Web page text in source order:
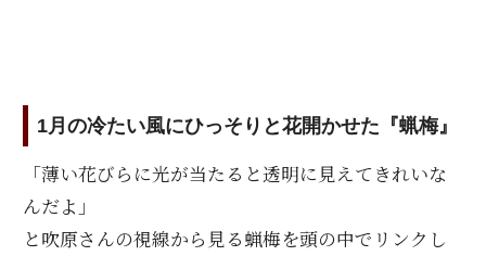
1月の冷たい風にひっそりと花開かせた『蝋梅』
「薄い花びらに光が当たると透明に見えてきれいな
んだよ」
と吹原さんの視線から見る蝋梅を頭の中でリンクし